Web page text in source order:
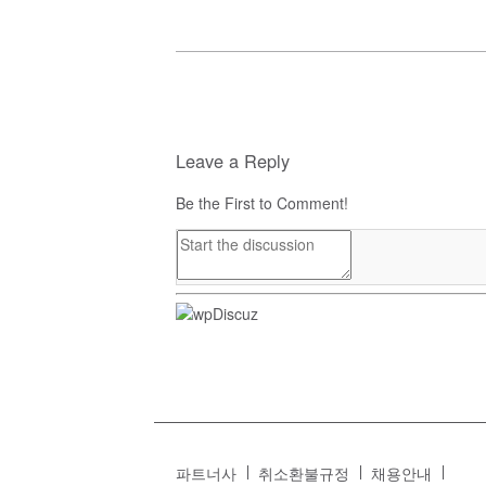
Leave a Reply
Be the First to Comment!
파트너사 취소환불규정 채용안내